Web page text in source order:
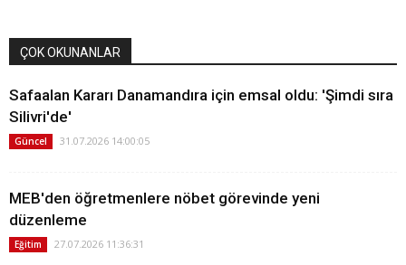
ÇOK OKUNANLAR
Safaalan Kararı Danamandıra için emsal oldu: 'Şimdi sıra
Silivri'de'
Güncel 31.07.2026 14:00:05
MEB'den öğretmenlere nöbet görevinde yeni
düzenleme
Eğitim 27.07.2026 11:36:31